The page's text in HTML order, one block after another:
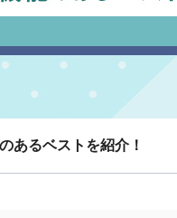
あるベストを紹介！